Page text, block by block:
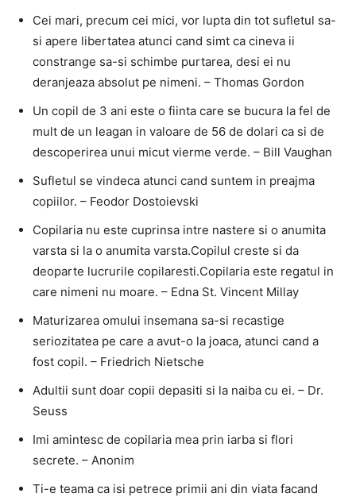
Cei mari, precum cei mici, vor lupta din tot sufletul sa-
si apere libertatea atunci cand simt ca cineva ii
constrange sa-si schimbe purtarea, desi ei nu
deranjeaza absolut pe nimeni. – Thomas Gordon
Un copil de 3 ani este o fiinta care se bucura la fel de
mult de un leagan in valoare de 56 de dolari ca si de
descoperirea unui micut vierme verde. – Bill Vaughan
Sufletul se vindeca atunci cand suntem in preajma
copiilor. – Feodor Dostoievski
Copilaria nu este cuprinsa intre nastere si o anumita
varsta si la o anumita varsta.Copilul creste si da
deoparte lucrurile copilaresti.Copilaria este regatul in
care nimeni nu moare. – Edna St. Vincent Millay
Maturizarea omului insemana sa-si recastige
seriozitatea pe care a avut-o la joaca, atunci cand a
fost copil. – Friedrich Nietsche
Adultii sunt doar copii depasiti si la naiba cu ei. – Dr.
Seuss
Imi amintesc de copilaria mea prin iarba si flori
secrete. – Anonim
Ti-e teama ca isi petrece primii ani din viata facand